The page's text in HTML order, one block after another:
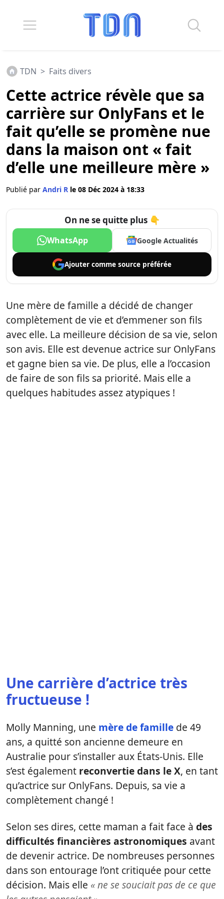
TDN > Faits divers
Cette actrice révèle que sa
carrière sur OnlyFans et le
fait qu’elle se promène nue
dans la maison ont « fait
d’elle une meilleure mère »
Publié par Andri R le 08 Déc 2024 à 18:33
On ne se quitte plus 👇
WhatsApp Google Actualités
Ajouter comme source préférée
Une mère de famille a décidé de changer
complètement de vie et d’emmener son fils
avec elle. La meilleure décision de sa vie, selon
son avis. Elle est devenue actrice sur OnlyFans
et gagne bien sa vie. De plus, elle a l’occasion
de faire de son fils sa priorité. Mais elle a
quelques habitudes assez atypiques !
Une carrière d’actrice très
fructueuse !
Molly Manning, une mère de famille de 49
ans, a quitté son ancienne demeure en
Australie pour s’installer aux États-Unis. Elle
s’est également reconvertie dans le X, en tant
qu’actrice sur OnlyFans. Depuis, sa vie a
complètement changé !
Selon ses dires, cette maman a fait face à des
difficultés financières astronomiques avant
de devenir actrice. De nombreuses personnes
dans son entourage l’ont critiquée pour cette
décision. Mais elle « ne se souciait pas de ce que